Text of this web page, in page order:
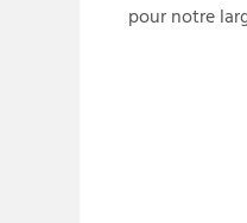
pour notre